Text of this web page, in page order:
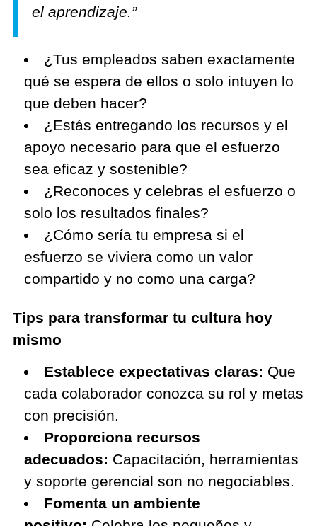
el aprendizaje.”
¿Tus empleados saben exactamente
qué se espera de ellos o solo intuyen lo
que deben hacer?
¿Estás entregando los recursos y el
apoyo necesario para que el esfuerzo
sea eficaz y sostenible?
¿Reconoces y celebras el esfuerzo o
solo los resultados finales?
¿Cómo sería tu empresa si el
esfuerzo se viviera como un valor
compartido y no como una carga?
Tips para transformar tu cultura hoy
mismo
Establece expectativas claras: Que
cada colaborador conozca su rol y metas
con precisión.
Proporciona recursos
adecuados: Capacitación, herramientas
y soporte gerencial son no negociables.
Fomenta un ambiente